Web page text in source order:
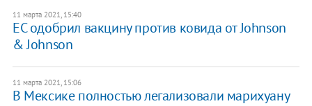
11 марта 2021, 15:40
ЕС одобрил вакцину против ковида от Johnson
& Johnson
11 марта 2021, 15:06
В Мексике полностью легализовали марихуану